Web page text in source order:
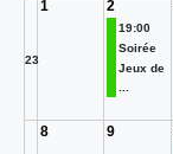
23
1 2
19:00
Soirée
Jeux de
...
8 9